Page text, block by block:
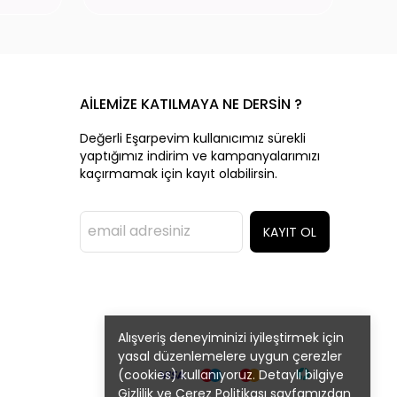
Alışveriş deneyiminizi iyileştirmek için
yasal düzenlemelere uygun çerezler
(cookies) kullanıyoruz. Detaylı bilgiye
Gizlilik ve Çerez Politikası sayfamızdan
AİLEMİZE KATILMAYA NE DERSİN ?
Değerli Eşarpevim kullanıcımız sürekli
yaptığımız indirim ve kampanyalarımızı
kaçırmamak için kayıt olabilirsin.
KAYIT OL